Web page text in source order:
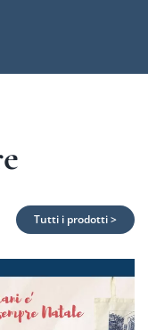
Tutti i prodotti >